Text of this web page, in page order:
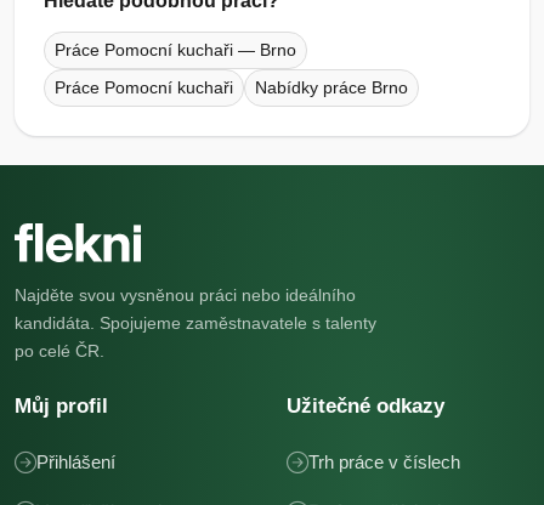
Práce Pomocní kuchaři — Brno
Práce Pomocní kuchaři
Nabídky práce Brno
Najděte svou vysněnou práci nebo ideálního
kandidáta. Spojujeme zaměstnavatele s talenty
po celé ČR.
Můj profil
Přihlášení
Užitečné odkazy
Trh práce v číslech